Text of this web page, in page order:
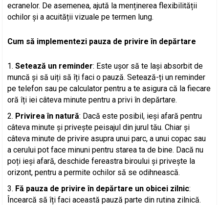
ecranelor. De asemenea, ajută la menținerea flexibilității
ochilor și a acuității vizuale pe termen lung.
Cum să implementezi pauza de privire în depărtare
Setează un reminder: Este ușor să te lași absorbit de
muncă și să uiți să îți faci o pauză. Setează-ți un reminder
pe telefon sau pe calculator pentru a te asigura că la fiecare
oră îți iei câteva minute pentru a privi în depărtare.
Privirea în natură: Dacă este posibil, ieși afară pentru
câteva minute și privește peisajul din jurul tău. Chiar și
câteva minute de privire asupra unui parc, a unui copac sau
a cerului pot face minuni pentru starea ta de bine. Dacă nu
poți ieși afară, deschide fereastra biroului și privește la
orizont, pentru a permite ochilor să se odihnească.
Fă pauza de privire în depărtare un obicei zilnic:
Încearcă să îți faci această pauză parte din rutina zilnică.